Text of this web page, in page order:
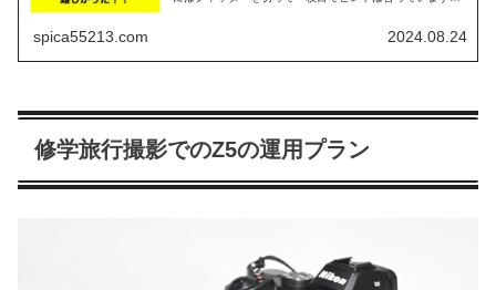
spica55213.com 2024.08.24
修学旅行撮影でのZ5の運用プラン